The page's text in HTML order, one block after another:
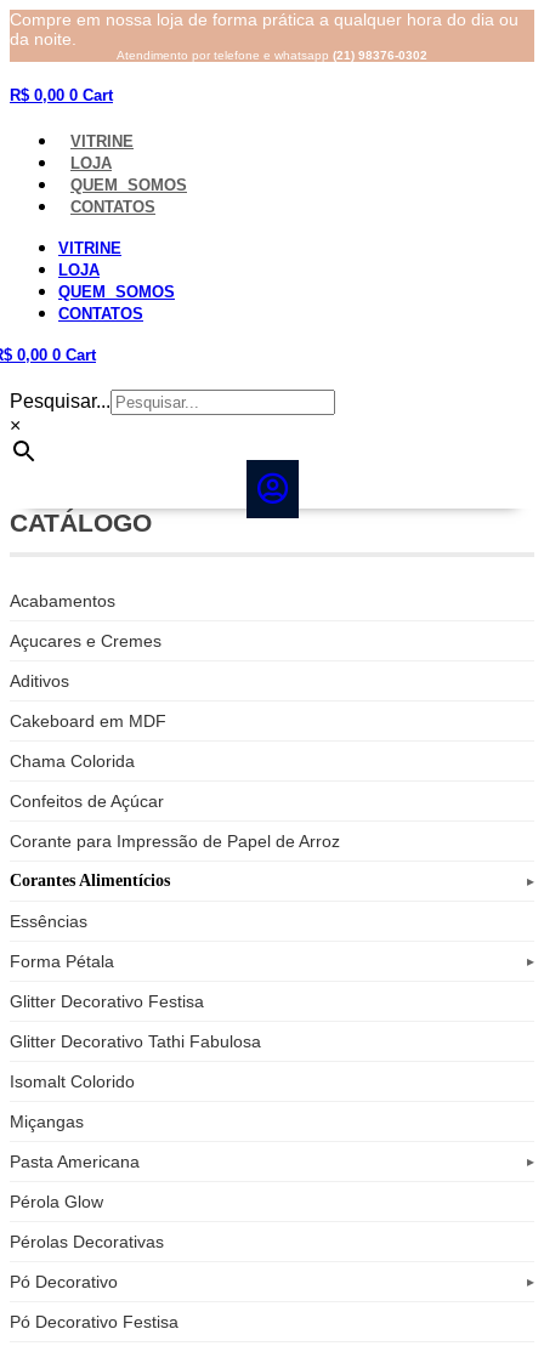
Compre em nossa loja de forma prática a qualquer hora do dia ou
da noite.
Atendimento por telefone e whatsapp (21) 98376-0302
R$ 0,00 0 Cart
VITRINE
LOJA
QUEM SOMOS
CONTATOS
VITRINE
LOJA
QUEM SOMOS
CONTATOS
0,00 0 Cart
Pesquisar...
×
CATÁLOGO
Acabamentos
Açucares e Cremes
Aditivos
Cakeboard em MDF
Chama Colorida
Confeitos de Açúcar
Corante para Impressão de Papel de Arroz
Corantes Alimentícios
Essências
Forma Pétala
Glitter Decorativo Festisa
Glitter Decorativo Tathi Fabulosa
Isomalt Colorido
Miçangas
Pasta Americana
Pérola Glow
Pérolas Decorativas
Pó Decorativo
Pó Decorativo Festisa